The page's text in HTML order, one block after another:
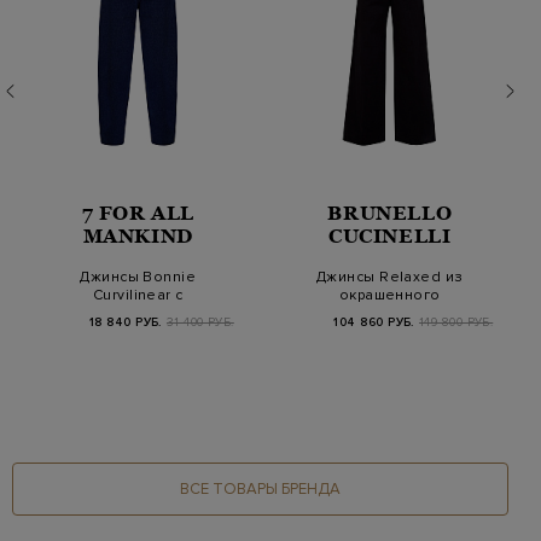
7 FOR ALL
MANKIND
Джинсы Bonnie
Curvilinear с
эффектом
необработанного к…
18 840 РУБ. 31 400 РУБ.
BRUNELLO
CUCINELLI
Джинсы Relaxed из
окрашенного
эластичного денима с
дет…
104 860 РУБ. 149 800 РУБ.
ВСЕ ТОВАРЫ БРЕНДА